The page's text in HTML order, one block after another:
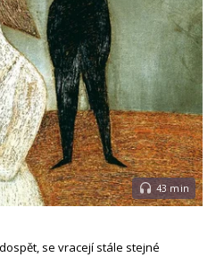
43 min
se vracejí stále stejné